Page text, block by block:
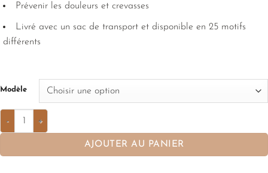
Prévenir les douleurs et crevasses
Livré avec un sac de transport et disponible en 25 motifs
différents
Modèle
AJOUTER AU PANIER